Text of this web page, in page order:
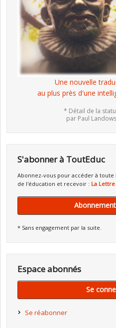
Une nouvelle
au plus près d'une
* Détail de la
par Paul
S'abonner à ToutEduc
Abonnez-vous pour accéder à
de l'éducation et recevoir : La
* Sans engagement par la suite.
Espace abonnés
Se
Se réabonner